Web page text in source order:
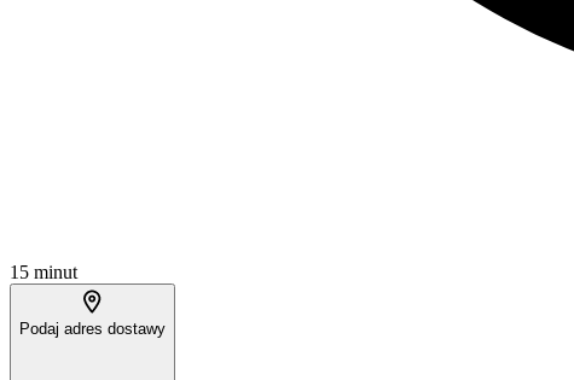
15 minut
Podaj adres dostawy